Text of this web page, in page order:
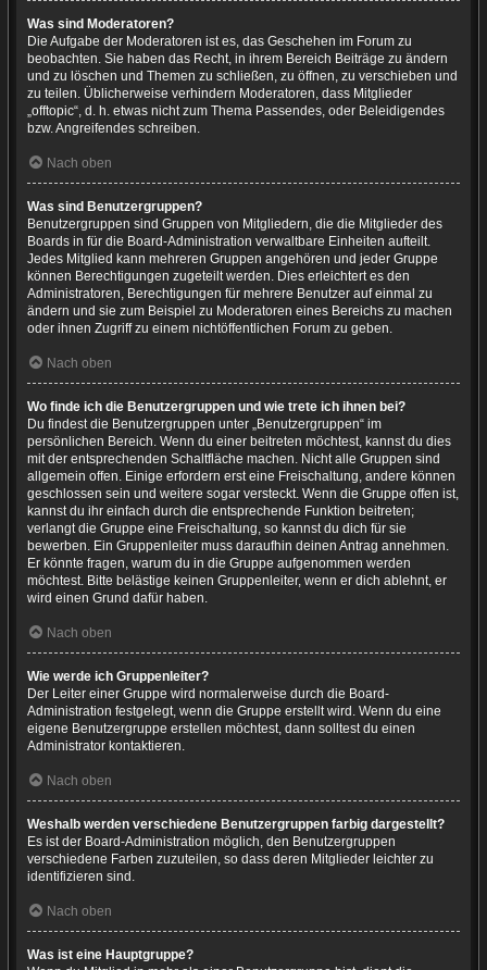
Was sind Moderatoren?
Die Aufgabe der Moderatoren ist es, das Geschehen im Forum zu
beobachten. Sie haben das Recht, in ihrem Bereich Beiträge zu ändern
und zu löschen und Themen zu schließen, zu öffnen, zu verschieben und
zu teilen. Üblicherweise verhindern Moderatoren, dass Mitglieder
„offtopic“, d. h. etwas nicht zum Thema Passendes, oder Beleidigendes
bzw. Angreifendes schreiben.
Nach oben
Was sind Benutzergruppen?
Benutzergruppen sind Gruppen von Mitgliedern, die die Mitglieder des
Boards in für die Board-Administration verwaltbare Einheiten aufteilt.
Jedes Mitglied kann mehreren Gruppen angehören und jeder Gruppe
können Berechtigungen zugeteilt werden. Dies erleichtert es den
Administratoren, Berechtigungen für mehrere Benutzer auf einmal zu
ändern und sie zum Beispiel zu Moderatoren eines Bereichs zu machen
oder ihnen Zugriff zu einem nichtöffentlichen Forum zu geben.
Nach oben
Wo finde ich die Benutzergruppen und wie trete ich ihnen bei?
Du findest die Benutzergruppen unter „Benutzergruppen“ im
persönlichen Bereich. Wenn du einer beitreten möchtest, kannst du dies
mit der entsprechenden Schaltfläche machen. Nicht alle Gruppen sind
allgemein offen. Einige erfordern erst eine Freischaltung, andere können
geschlossen sein und weitere sogar versteckt. Wenn die Gruppe offen ist,
kannst du ihr einfach durch die entsprechende Funktion beitreten;
verlangt die Gruppe eine Freischaltung, so kannst du dich für sie
bewerben. Ein Gruppenleiter muss daraufhin deinen Antrag annehmen.
Er könnte fragen, warum du in die Gruppe aufgenommen werden
möchtest. Bitte belästige keinen Gruppenleiter, wenn er dich ablehnt, er
wird einen Grund dafür haben.
Nach oben
Wie werde ich Gruppenleiter?
Der Leiter einer Gruppe wird normalerweise durch die Board-
Administration festgelegt, wenn die Gruppe erstellt wird. Wenn du eine
eigene Benutzergruppe erstellen möchtest, dann solltest du einen
Administrator kontaktieren.
Nach oben
Weshalb werden verschiedene Benutzergruppen farbig dargestellt?
Es ist der Board-Administration möglich, den Benutzergruppen
verschiedene Farben zuzuteilen, so dass deren Mitglieder leichter zu
identifizieren sind.
Nach oben
Was ist eine Hauptgruppe?